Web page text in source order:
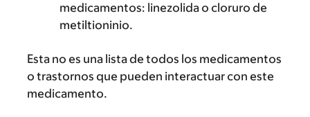
medicamentos: linezolida o cloruro de
metiltioninio.
Esta no es una lista de todos los medicamentos
o trastornos que pueden interactuar con este
medicamento.